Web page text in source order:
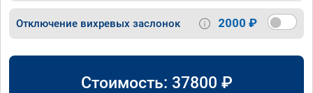
Отключение вихревых заслонок 2000 ₽
Стоимость: 37800 ₽